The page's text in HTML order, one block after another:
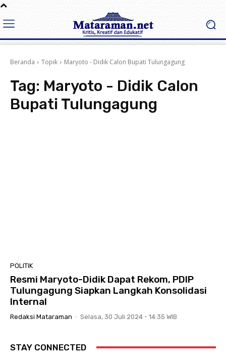
Beranda Topik Maryoto - Didik Calon Bupati Tulungagung
Tag: Maryoto - Didik Calon
Bupati Tulungagung
POLITIK
Resmi Maryoto-Didik Dapat Rekom, PDIP
Tulungagung Siapkan Langkah Konsolidasi
Internal
Redaksi Mataraman - Selasa, 30 Juli 2024 - 14:35 WIB
STAY CONNECTED